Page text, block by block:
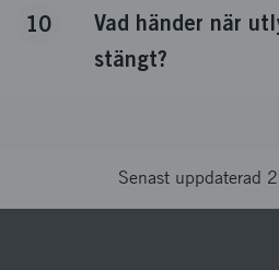
10
Vad händer när
stängt?
Senast uppdaterad